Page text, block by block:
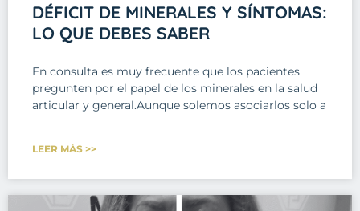
DÉFICIT DE MINERALES Y SÍNTOMAS:
LO QUE DEBES SABER
En consulta es muy frecuente que los pacientes
pregunten por el papel de los minerales en la salud
articular y general.Aunque solemos asociarlos solo a
LEER MÁS >>